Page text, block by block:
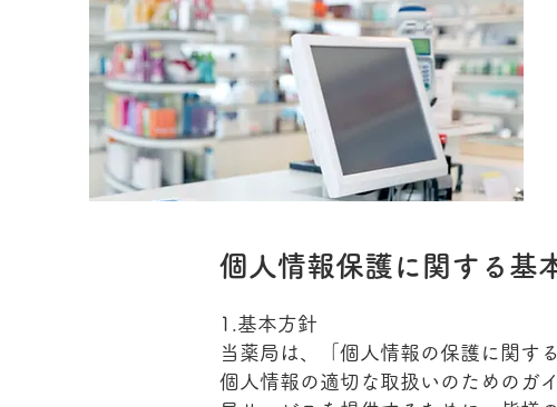
個人情報保護に関する基
1.基本方針
当薬局は、「個人情報の保護に関す
個人情報の適切な取扱いのためのガ